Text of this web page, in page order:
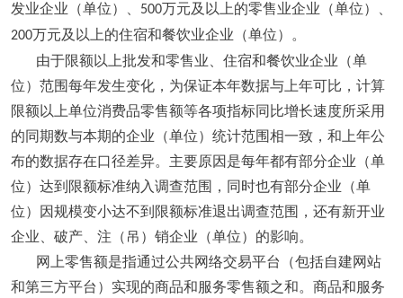
发业企业（单位）、
500万元及以上的零售业企业（单位）、
200万元及以上的住宿和餐饮业企业（单位）。
由于限额以上批发和零售业、住宿和餐饮业企业（单
位）范围每年发生变化，为保证本年数据与上年可比，计算
限额以上单位消费品零售额等各项指标同比增长速度所采用
的同期数与本期的企业（单位）统计范围相一致，和上年公
布的数据存在口径差异。主要原因是每年都有部分企业（单
位）达到限额标准纳入调查范围，同时也有部分企业（单
位）因规模变小达不到限额标准退出调查范围，还有新开业
企业、破产、注（吊）销企业（单位）的影响。
网上零售额是指通过公共网络交易平台（包括自建网站
和第三方平台）实现的商品和服务零售额之和。商品和服务